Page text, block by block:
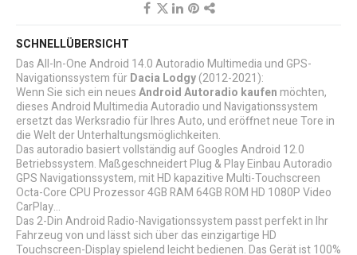
SCHNELLÜBERSICHT
Das All-In-One Android 14.0 Autoradio Multimedia und GPS-
Navigationssystem fürDacia Lodgy(2012-2021):
Wenn Sie sich ein neuesAndroid Autoradio kaufenmöchten,
dieses Android Multimedia Autoradio und Navigationssystem
ersetzt das Werksradio für Ihres Auto, und eröffnet neue Tore in
die Welt der Unterhaltungsmöglichkeiten.
Das autoradio basiert vollständig auf Googles Android 12.0
Betriebssystem. Maßgeschneidert Plug & Play Einbau Autoradio
GPS Navigationssystem, mit HD kapazitive Multi-Touchscreen
Octa-Core CPU Prozessor 4GB RAM 64GB ROM HD 1080P Video
CarPlay...
Das 2-Din Android Radio-Navigationssystem passt perfekt in Ihr
Fahrzeug von und lässt sich über das einzigartige HD
Touchscreen-Display spielend leicht bedienen. Das Gerät ist 100%